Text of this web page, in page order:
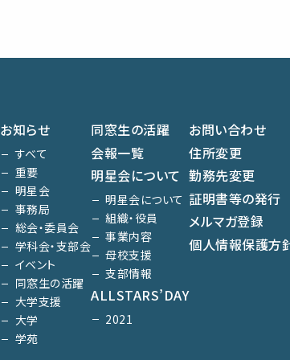
お知らせ
すべて
重要
明星会
事務局
総会・委員会
学科会・支部会
イベント
同窓生の活躍
大学支援
大学
学苑
同窓生の活躍
会報一覧
明星会について
明星会について
組織・役員
事業内容
母校支援
支部情報
ALLSTARS’DAY
2021
お問い合わせ
住所変更
勤務先変更
証明書等の発行
メルマガ登録
個人情報保護方